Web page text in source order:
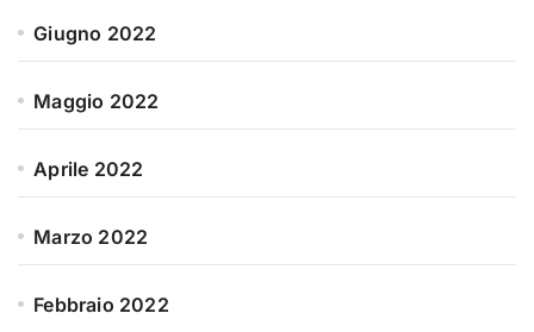
Giugno 2022
Maggio 2022
Aprile 2022
Marzo 2022
Febbraio 2022